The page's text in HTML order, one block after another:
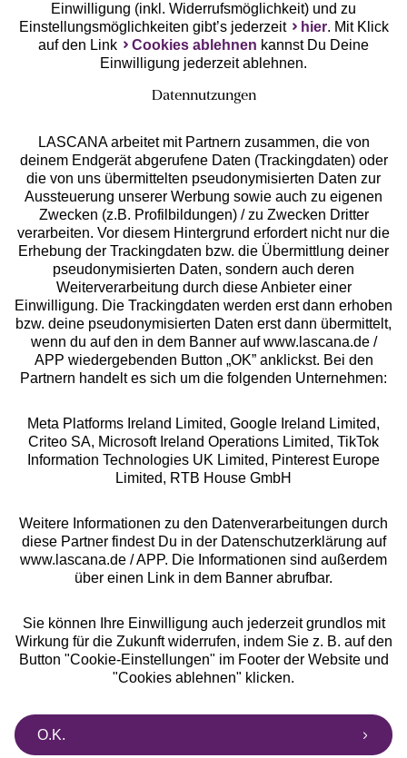
Services
Beratung
Über uns
Rechtliches
Alle Preise inkl. MwSt., zzgl.
Versandkosten
** Bonität vorausgesetzt, berechtigt zur Bonitätsprüfung
Einwilligung (inkl. Widerrufsmöglichkeit) und zu
Einstellungsmöglichkeiten gibt’s jederzeit
hier. Mit Klick
auf den Link
Cookies ablehnen kannst Du Deine
Einwilligung jederzeit ablehnen.
Datennutzungen
LASCANA arbeitet mit Partnern zusammen, die von
deinem Endgerät abgerufene Daten (Trackingdaten) oder
die von uns übermittelten pseudonymisierten Daten zur
Aussteuerung unserer Werbung sowie auch zu eigenen
Zwecken (z.B. Profilbildungen) / zu Zwecken Dritter
verarbeiten. Vor diesem Hintergrund erfordert nicht nur die
Erhebung der Trackingdaten bzw. die Übermittlung deiner
pseudonymisierten Daten, sondern auch deren
Weiterverarbeitung durch diese Anbieter einer
Einwilligung. Die Trackingdaten werden erst dann erhoben
bzw. deine pseudonymisierten Daten erst dann übermittelt,
wenn du auf den in dem Banner auf www.lascana.de /
APP wiedergebenden Button „OK” anklickst. Bei den
Partnern handelt es sich um die folgenden Unternehmen:
Meta Platforms Ireland Limited, Google Ireland Limited,
Criteo SA, Microsoft Ireland Operations Limited, TikTok
Information Technologies UK Limited, Pinterest Europe
Limited, RTB House GmbH
Weitere Informationen zu den Datenverarbeitungen durch
diese Partner findest Du in der Datenschutzerklärung auf
www.lascana.de / APP. Die Informationen sind außerdem
über einen Link in dem Banner abrufbar.
Sie können Ihre Einwilligung auch jederzeit grundlos mit
Wirkung für die Zukunft widerrufen, indem Sie z. B. auf den
Button "Cookie-Einstellungen" im Footer der Website und
"Cookies ablehnen" klicken.
O.K.